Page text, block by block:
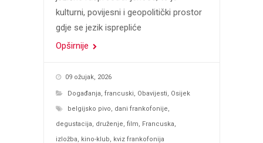
kulturni, povijesni i geopolitički prostor
gdje se jezik isprepliće
Opširnije
09 ožujak, 2026
Događanja, francuski, Obavijesti, Osijek
belgijsko pivo, dani frankofonije,
degustacija, druženje, film, Francuska,
izložba, kino-klub, kviz frankofonija